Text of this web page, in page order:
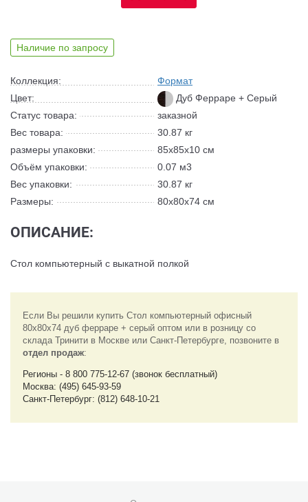
Наличие по запросу
Коллекция:
Формат
Цвет:
Дуб Ферраре + Серый
Статус товара:
заказной
Вес товара:
30.87 кг
размеры упаковки:
85x85x10 см
Объём упаковки:
0.07 м3
Вес упаковки:
30.87 кг
Размеры:
80x80x74 см
ОПИСАНИЕ:
Стол компьютерный с выкатной полкой
Если Вы решили купить Стол компьютерный офисный
80x80x74 дуб ферраре + серый оптом или в розницу со
склада Тринити в Москве или Санкт-Петербурге, позвоните в
отдел продаж:
Регионы - 8 800 775-12-67 (звонок бесплатный)
Москва: (495) 645-93-59
Санкт-Петербург: (812) 648-10-21